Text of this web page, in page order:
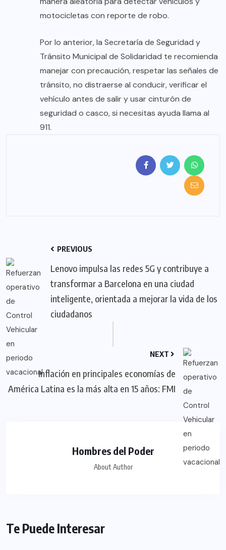
motocicletas con reporte de robo.
Por lo anterior, la Secretaría de Seguridad y
Tránsito Municipal de Solidaridad te recomienda
manejar con precaución, respetar las señales de
tránsito, no distraerse al conducir, verificar el
vehículo antes de salir y usar cinturón de
seguridad o casco, si necesitas ayuda llama al
911.
PREVIOUS
Lenovo impulsa las redes 5G y contribuye a
transformar a Barcelona en una ciudad
inteligente, orientada a mejorar la vida de los
ciudadanos
NEXT
Inflación en principales economías de
América Latina es la más alta en 15 años: FMI
Hombres del Poder
About Author
Te Puede Interesar